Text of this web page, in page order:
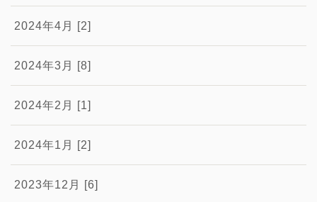
2024年4月 [2]
2024年3月 [8]
2024年2月 [1]
2024年1月 [2]
2023年12月 [6]